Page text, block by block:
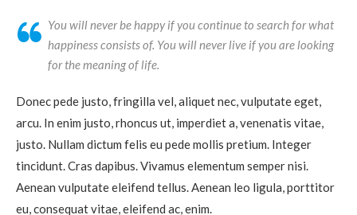
You will never be happy if you continue to search for what
happiness consists of. You will never live if you are looking
for the meaning of life.
Donec pede justo, fringilla vel, aliquet nec, vulputate eget,
arcu. In enim justo, rhoncus ut, imperdiet a, venenatis vitae,
justo. Nullam dictum felis eu pede mollis pretium. Integer
tincidunt. Cras dapibus. Vivamus elementum semper nisi.
Aenean vulputate eleifend tellus. Aenean leo ligula, porttitor
eu, consequat vitae, eleifend ac, enim.